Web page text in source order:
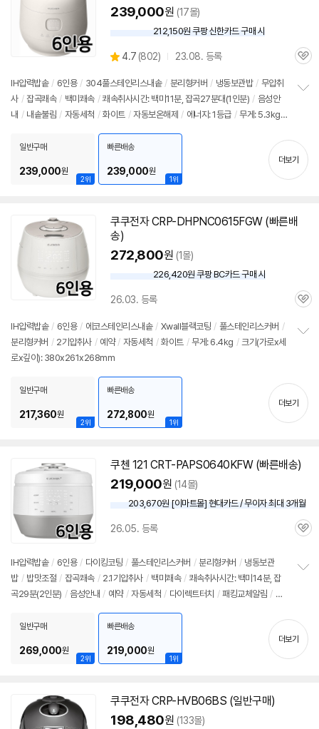
239,000원 (17몰)
할
가
212,150원 쿠팡 신한카드 구매 시
별
점
4.7 (상
리
뷰
802) 23.08. 등록
관
IH압력밥솥 / 6인용 / 304풀스테인리스내솥 / 분리형커버 / 냉동보관밥 / 무압취
사 / 잡곡쾌속 / 백미쾌속 / 쾌속취사시간: 백미11분, 잡곡27분대(1인분) / 음성안
내 / 내솥불림 / 자동세척 / 화이트 / 자동보온해제 / 에너지: 1등급 / 무게: 5.3kg
기
2위
일반구매
239,000원
1위
빠른배송
239,000원
더보기
쿠쿠전자 CRP-DHPNC0615FGW (빠른배
송)
272,800원 (1몰)
할
가
226,420원 쿠팡 BC카드 구매 시
26.03. 등록
관
IH압력밥솥 / 6인용 / 에코스테인리스내솥 / Xwall블랙코팅 / 풀스테인리스커버 /
분리형커버 / 2기압취사 / 예약 / 자동세척 / 화이트 / 무게: 6.4kg / 크기(가로x세
로x깊이): 380x261x268mm
기
2위
일반구매
217,360원
1위
빠른배송
272,800원
더보기
쿠첸 121 CRT-PAPS0640KFW (빠른배송)
219,000원 (14몰)
203,670원 [이마트몰] 현대카드 / 무이자 최대 3개월
26.05. 등록
관
IH압력밥솥 / 6인용 / 다이킹코팅 / 풀스테인리스커버 / 분리형커버 / 냉동보관
밥 / 밥맛조절 / 잡곡쾌속 / 2.1기압취사 / 백미쾌속 / 쾌속취사시간: 백미14분, 잡
곡29분(2인분) / 음성안내 / 예약 / 자동세척 / 다이렉트터치 / 패킹교체알림 / 화
이): 375x267x269mm
기
2위
일반구매
269,000원
1위
빠른배송
219,000원
더보기
쿠쿠전자 CRP-HVB06BS (일반구매)
198,480원 (133몰)